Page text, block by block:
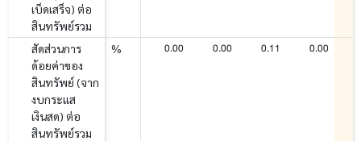
เบ็ดเสร็จ) ต่อ
สินทรัพย์รวม
สัดส่วนการ
ด้อยค่าของ
สินทรัพย์ (จาก
งบกระแส
เงินสด) ต่อ
สินทรัพย์รวม
% 0.00 0.00 0.11 0.00